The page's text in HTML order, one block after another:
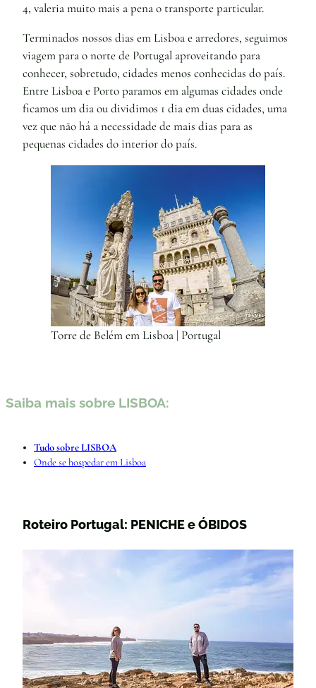
4, valeria muito mais a pena o transporte particular.
Terminados nossos dias em Lisboa e arredores, seguimos
viagem para o norte de Portugal aproveitando para
conhecer, sobretudo, cidades menos conhecidas do país.
Entre Lisboa e Porto paramos em algumas cidades onde
ficamos um dia ou dividimos 1 dia em duas cidades, uma
vez que não há a necessidade de mais dias para as
pequenas cidades do interior do país.
Torre de Belém em Lisboa | Portugal
Saiba mais sobre LISBOA:
Tudo sobre LISBOA
Onde se hospedar em Lisboa
Roteiro Portugal: PENICHE e ÓBIDOS